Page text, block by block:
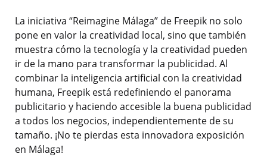
La iniciativa “Reimagine Málaga” de Freepik no solo
pone en valor la creatividad local, sino que también
muestra cómo la tecnología y la creatividad pueden
ir de la mano para transformar la publicidad. Al
combinar la inteligencia artificial con la creatividad
humana, Freepik está redefiniendo el panorama
publicitario y haciendo accesible la buena publicidad
a todos los negocios, independientemente de su
tamaño. ¡No te pierdas esta innovadora exposición
en Málaga!